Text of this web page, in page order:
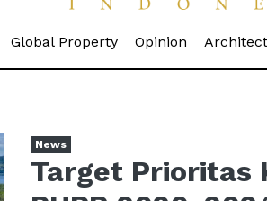
(current)
Global Property(current)
Opinion (current)
News
Target Prioritas